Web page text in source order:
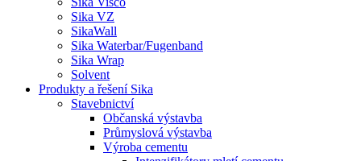
Sika VZ
SikaWall
Sika Waterbar/Fugenband
Sika Wrap
Solvent
Produkty a řešení Sika
Stavebnictví
Občanská výstavba
Průmyslová výstavba
Výroba cementu